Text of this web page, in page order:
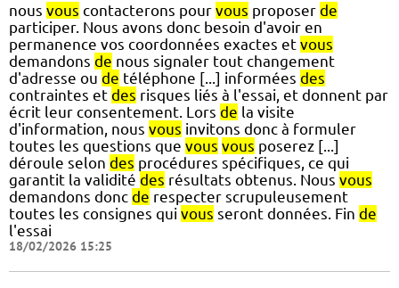
nous vous contacterons pour vous proposer de
participer. Nous avons donc besoin d'avoir en
permanence vos coordonnées exactes et vous
demandons de nous signaler tout changement
d'adresse ou de téléphone [...] informées des
contraintes et des risques liés à l'essai, et donnent par
écrit leur consentement. Lors de la visite
d'information, nous vous invitons donc à formuler
toutes les questions que vous vous poserez [...]
déroule selon des procédures spécifiques, ce qui
garantit la validité des résultats obtenus. Nous vous
demandons donc de respecter scrupuleusement
toutes les consignes qui vous seront données. Fin de
l'essai
18/02/2026 15:25